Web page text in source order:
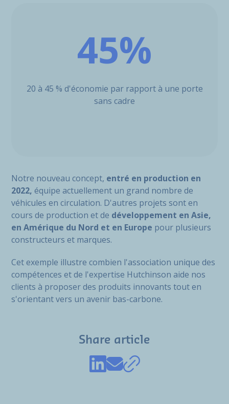
45%
20 à 45 % d'économie par rapport à une porte
sans cadre
Notre nouveau concept, entré en production en
2022, équipe actuellement un grand nombre de
véhicules en circulation. D'autres projets sont en
cours de production et de développement en Asie,
en Amérique du Nord et en Europe pour plusieurs
constructeurs et marques.
Cet exemple illustre combien l'association unique des
compétences et de l'expertise Hutchinson aide nos
clients à proposer des produits innovants tout en
s'orientant vers un avenir bas-carbone.
Share article